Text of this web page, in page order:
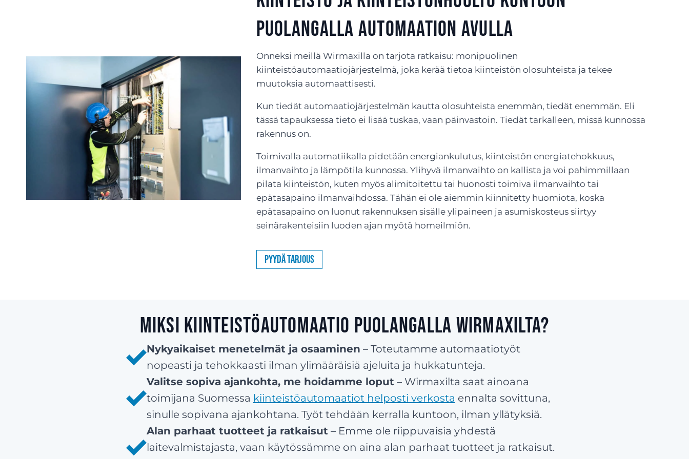
Puolangalla automaation avulla
Onneksi meillä Wirmaxilla on tarjota ratkaisu: monipuolinen
kiinteistöautomaatiojärjestelmä, joka kerää tietoa kiinteistön olosuhteista ja tekee
muutoksia automaattisesti.
Kun tiedät automaatiojärjestelmän kautta olosuhteista enemmän, tiedät enemmän. Eli
tässä tapauksessa tieto ei lisää tuskaa, vaan päinvastoin. Tiedät tarkalleen, missä kunnossa
rakennus on.
Toimivalla automatiikalla pidetään energiankulutus, kiinteistön energiatehokkuus,
ilmanvaihto ja lämpötila kunnossa. Ylihyvä ilmanvaihto on kallista ja voi pahimmillaan
pilata kiinteistön, kuten myös alimitoitettu tai huonosti toimiva ilmanvaihto tai
epätasapaino ilmanvaihdossa. Tähän ei ole aiemmin kiinnitetty huomiota, koska
epätasapaino on luonut rakennuksen sisälle ylipaineen ja asumiskosteus siirtyy
seinärakenteisiin luoden ajan myötä homeilmiön.
Pyydä tarjous
Miksi kiinteistöautomaatio Puolangalla Wirmaxilta?
Nykyaikaiset menetelmät ja osaaminen – Toteutamme automaatiotyöt
nopeasti ja tehokkaasti ilman ylimääräisiä ajeluita ja hukkatunteja.
Valitse sopiva ajankohta, me hoidamme loput – Wirmaxilta saat ainoana
toimijana Suomessa kiinteistöautomaatiot helposti verkosta ennalta sovittuna,
sinulle sopivana ajankohtana. Työt tehdään kerralla kuntoon, ilman yllätyksiä.
Alan parhaat tuotteet ja ratkaisut – Emme ole riippuvaisia yhdestä
laitevalmistajasta, vaan käytössämme on aina alan parhaat tuotteet ja ratkaisut.